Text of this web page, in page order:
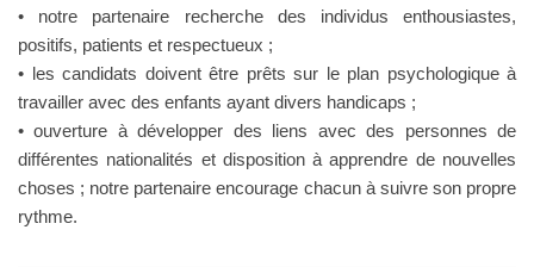
• notre partenaire recherche des individus enthousiastes,
positifs, patients et respectueux ;
• les candidats doivent être prêts sur le plan psychologique à
travailler avec des enfants ayant divers handicaps ;
• ouverture à développer des liens avec des personnes de
différentes nationalités et disposition à apprendre de nouvelles
choses ; notre partenaire encourage chacun à suivre son propre
rythme.